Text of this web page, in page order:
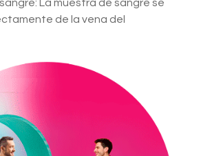
La muestra de sangre se
de la vena del